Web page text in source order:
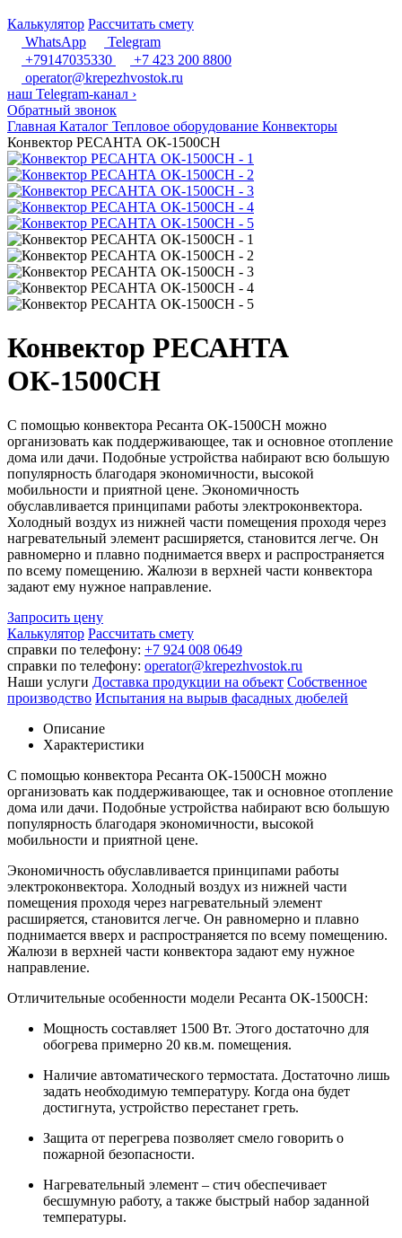
Калькулятор Рассчитать смету
WhatsApp
Telegram
+79147035330
+7 423 200 8800
operator@krepezhvostok.ru
наш Telegram-канал ›
Обратный звонок
Главная Каталог Тепловое оборудование Конвекторы
Конвектор РЕСАНТА ОК-1500СН
Конвектор РЕСАНТА
ОК-1500СН
С помощью конвектора Ресанта ОК-1500СН можно
организовать как поддерживающее, так и основное отопление
дома или дачи. Подобные устройства набирают всю большую
популярность благодаря экономичности, высокой
мобильности и приятной цене. Экономичность
обуславливается принципами работы электроконвектора.
Холодный воздух из нижней части помещения проходя через
нагревательный элемент расширяется, становится легче. Он
равномерно и плавно поднимается вверх и распространяется
по всему помещению. Жалюзи в верхней части конвектора
задают ему нужное направление.
Запросить цену
Калькулятор Рассчитать смету
справки по телефону: +7 924 008 0649
справки по телефону: operator@krepezhvostok.ru
Наши услуги Доставка продукции на объект Собственное
производство Испытания на вырыв фасадных дюбелей
Описание
Характеристики
С помощью конвектора Ресанта ОК-1500СН можно
организовать как поддерживающее, так и основное отопление
дома или дачи. Подобные устройства набирают всю большую
популярность благодаря экономичности, высокой
мобильности и приятной цене.
Экономичность обуславливается принципами работы
электроконвектора. Холодный воздух из нижней части
помещения проходя через нагревательный элемент
расширяется, становится легче. Он равномерно и плавно
поднимается вверх и распространяется по всему помещению.
Жалюзи в верхней части конвектора задают ему нужное
направление.
Отличительные особенности модели Ресанта ОК-1500СН:
Мощность составляет 1500 Вт. Этого достаточно для
обогрева примерно 20 кв.м. помещения.
Наличие автоматического термостата. Достаточно лишь
задать необходимую температуру. Когда она будет
достигнута, устройство перестанет греть.
Защита от перегрева позволяет смело говорить о
пожарной безопасности.
Нагревательный элемент – стич обеспечивает
бесшумную работу, а также быстрый набор заданной
температуры.